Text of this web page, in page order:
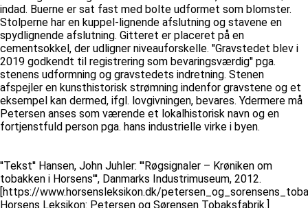
indad. Buerne er sat fast med bolte udformet som blomster.
Stolperne har en kuppel-lignende afslutning og stavene en
spydlignende afslutning. Gitteret er placeret på en
cementsokkel, der udligner niveauforskelle. ''Gravstedet blev i
2019 godkendt til registrering som bevaringsværdig'' pga.
stenens udformning og gravstedets indretning. Stenen
afspejler en kunsthistorisk strømning indenfor gravstene og et
eksempel kan dermed, ifgl. lovgivningen, bevares. Ydermere må
Petersen anses som værende et lokalhistorisk navn og en
fortjenstfuld person pga. hans industrielle virke i byen.
''Tekst'' Hansen, John Juhler: '''Røgsignaler – Krøniken om
tobakken i Horsens''', Danmarks Industrimuseum, 2012.
[https://www.horsensleksikon.dk/
Horsens Leksikon: Petersen og Sørensen Tobaksfabrik.]